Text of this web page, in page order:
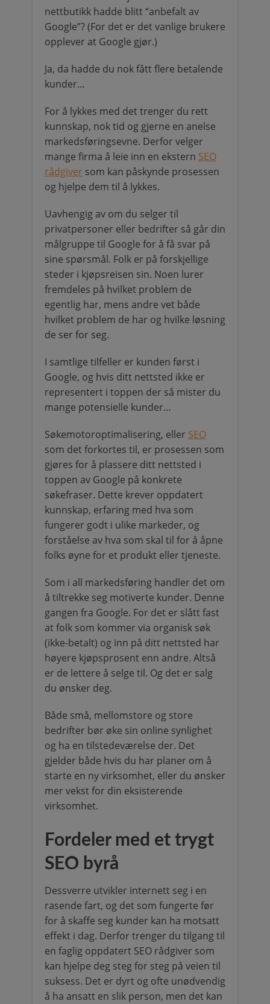
nettbutikk hadde blitt “anbefalt av
Google”? (For det er det vanlige brukere
opplever at Google gjør.)
Ja, da hadde du nok fått flere betalende
kunder…
For å lykkes med det trenger du rett
kunnskap, nok tid og gjerne en anelse
markedsføringsevne. Derfor velger
mange firma å leie inn en ekstern SEO
rådgiver som kan påskynde prosessen
og hjelpe dem til å lykkes.
Uavhengig av om du selger til
privatpersoner eller bedrifter så går din
målgruppe til Google for å få svar på
sine spørsmål. Folk er på forskjellige
steder i kjøpsreisen sin. Noen lurer
fremdeles på hvilket problem de
egentlig har, mens andre vet både
hvilket problem de har og hvilke løsning
de ser for seg.
I samtlige tilfeller er kunden først i
Google, og hvis ditt nettsted ikke er
representert i toppen der så mister du
mange potensielle kunder…
Søkemotoroptimalisering, eller SEO
som det forkortes til, er prosessen som
gjøres for å plassere ditt nettsted i
toppen av Google på konkrete
søkefraser. Dette krever oppdatert
kunnskap, erfaring med hva som
fungerer godt i ulike markeder, og
forståelse av hva som skal til for å åpne
folks øyne for et produkt eller tjeneste.
Som i all markedsføring handler det om
å tiltrekke seg motiverte kunder. Denne
gangen fra Google. For det er slått fast
at folk som kommer via organisk søk
(ikke-betalt) og inn på ditt nettsted har
høyere kjøpsprosent enn andre. Altså
er de lettere å selge til. Og det er salg
du ønsker deg.
Både små, mellomstore og store
bedrifter bør øke sin online synlighet
og ha en tilstedeværelse der. Det
gjelder både hvis du har planer om å
starte en ny virksomhet, eller du ønsker
mer vekst for din eksisterende
virksomhet.
Fordeler med et trygt
SEO byrå
Dessverre utvikler internett seg i en
rasende fart, og det som fungerte før
for å skaffe seg kunder kan ha motsatt
effekt i dag. Derfor trenger du tilgang til
en faglig oppdatert SEO rådgiver som
kan hjelpe deg steg for steg på veien til
suksess. Det er dyrt og ofte unødvendig
å ha ansatt en slik person, men det kan